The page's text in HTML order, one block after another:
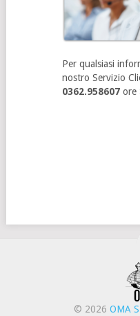
Per qualsiasi
nostro Servizio
0362.958607ore
© 2026 OMA